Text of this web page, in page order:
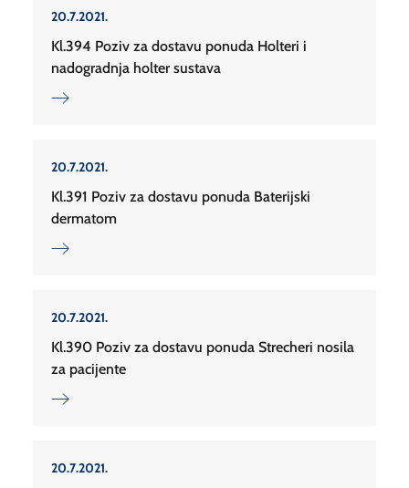
20.7.2021.
Kl.394 Poziv za dostavu ponuda Holteri i
nadogradnja holter sustava
20.7.2021.
Kl.391 Poziv za dostavu ponuda Baterijski
dermatom
20.7.2021.
Kl.390 Poziv za dostavu ponuda Strecheri nosila
za pacijente
20.7.2021.